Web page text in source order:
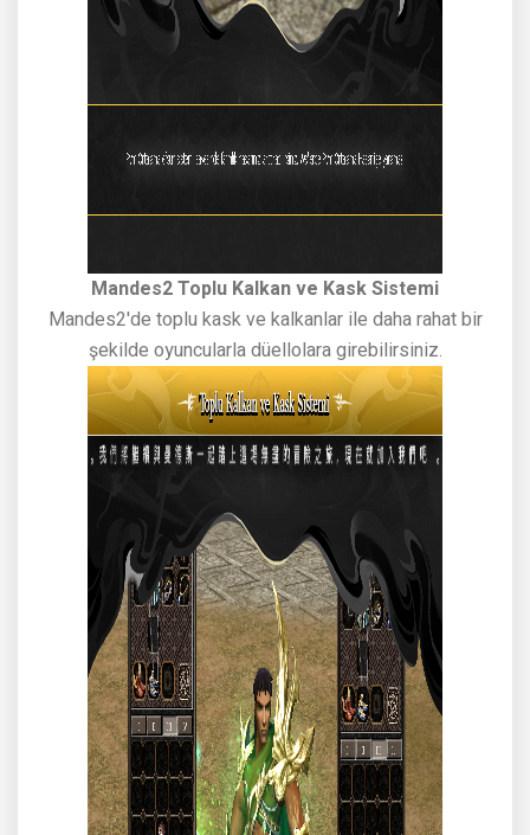
Mandes2 Toplu Kalkan ve Kask Sistemi
Mandes2'de toplu kask ve kalkanlar ile daha rahat bir
şekilde oyuncularla düellolara girebilirsiniz.